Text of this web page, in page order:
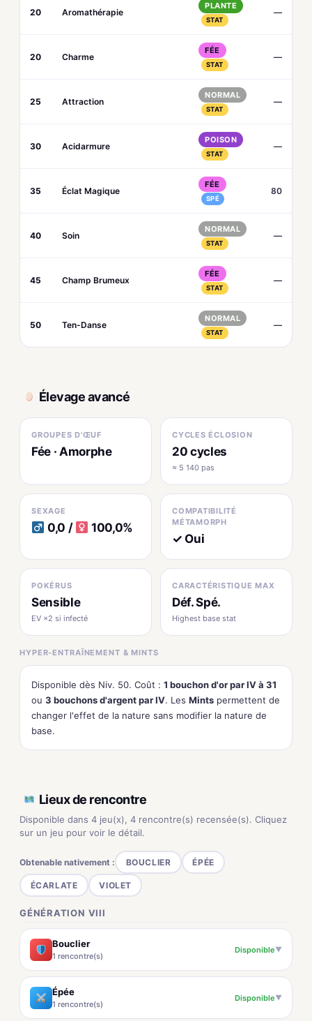
20 Aromathérapie
PLANTE
STAT
—
20 Charme
FÉE
STAT
—
25 Attraction
NORMAL
STAT
—
30 Acidarmure
POISON
STAT
—
35 Éclat Magique
FÉE
SPÉ
80
40 Soin
NORMAL
STAT
—
45 Champ Brumeux
FÉE
STAT
—
50 Ten-Danse
NORMAL
STAT
—
Élevage avancé
GROUPES D'ŒUF
Fée · Amorphe
CYCLES ÉCLOSION
20 cycles
≈ 5 140 pas
SEXAGE
0,0 / 100,0%
COMPATIBILITÉ
MÉTAMORPH
✓ Oui
POKÉRUS
Sensible
EV ×2 si infecté
CARACTÉRISTIQUE MAX
Déf. Spé.
Highest base stat
HYPER-ENTRAÎNEMENT & MINTS
Disponible dès Niv. 50. Coût : 1 bouchon d'or par IV à 31
ou 3 bouchons d'argent par IV. Les Mints permettent de
changer l'effet de la nature sans modifier la nature de
base.
Lieux de rencontre
Disponible dans 4 jeu(x), 4 rencontre(s) recensée(s). Cliquez
sur un jeu pour voir le détail.
Obtenable nativement : BOUCLIER ÉPÉE
ÉCARLATE VIOLET
GÉNÉRATION VIII
Bouclier
1 rencontre(s)
Disponible▼
Épée
1 rencontre(s)
Disponible▼